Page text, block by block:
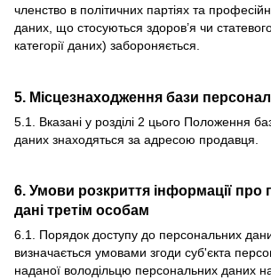
членство в політичних партіях та
даних, що стосуються здоров’я чи
категорії даних) забороняється.
5. Місцезнаходження бази
5.1. Вказані у розділі 2 цього Положення
даних знаходяться за адресою продавця.
6. Умови розкриття інформації про
дані третім особам
6.1. Порядок доступу до персональних
визначається умовами згоди суб'єкта
наданої володільцю персональних даних